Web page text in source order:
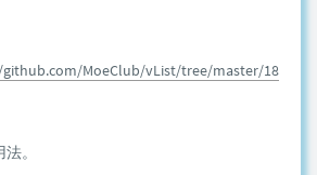
MoeClub/vList/tree/master/18
。